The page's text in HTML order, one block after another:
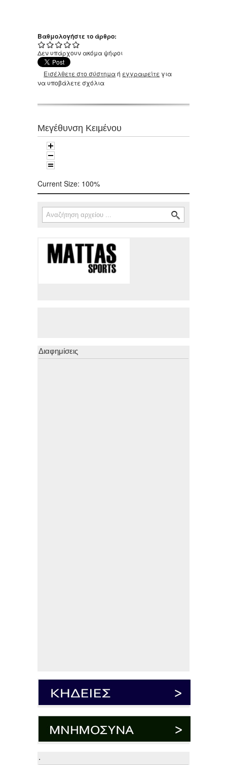
Βαθμολογήστε το άρθρο:
Δεν υπάρχουν ακόμα ψήφοι
Εισέλθετε στο σύστημαή εγγραφείτε για
να υποβάλετε σχόλια
Μεγέθυνση Κειμένου
Current Size: 100%
Φόρμα αναζήτησης
Αναζήτηση
Διαφημίσεις
.